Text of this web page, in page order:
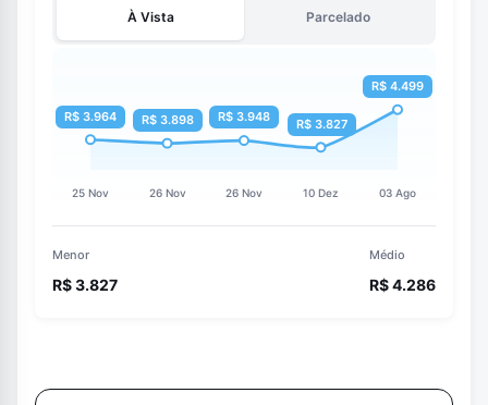
À Vista Parcelado
Menor
R$ 3.827
Médio
R$ 4.286